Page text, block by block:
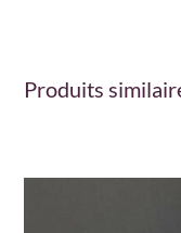
Produits